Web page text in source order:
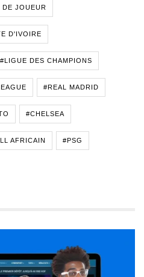
DE JOUEUR
D'IVOIRE
#LIGUE DES CHAMPIONS
#REAL MADRID
#CHELSEA
AFRICAIN #PSG